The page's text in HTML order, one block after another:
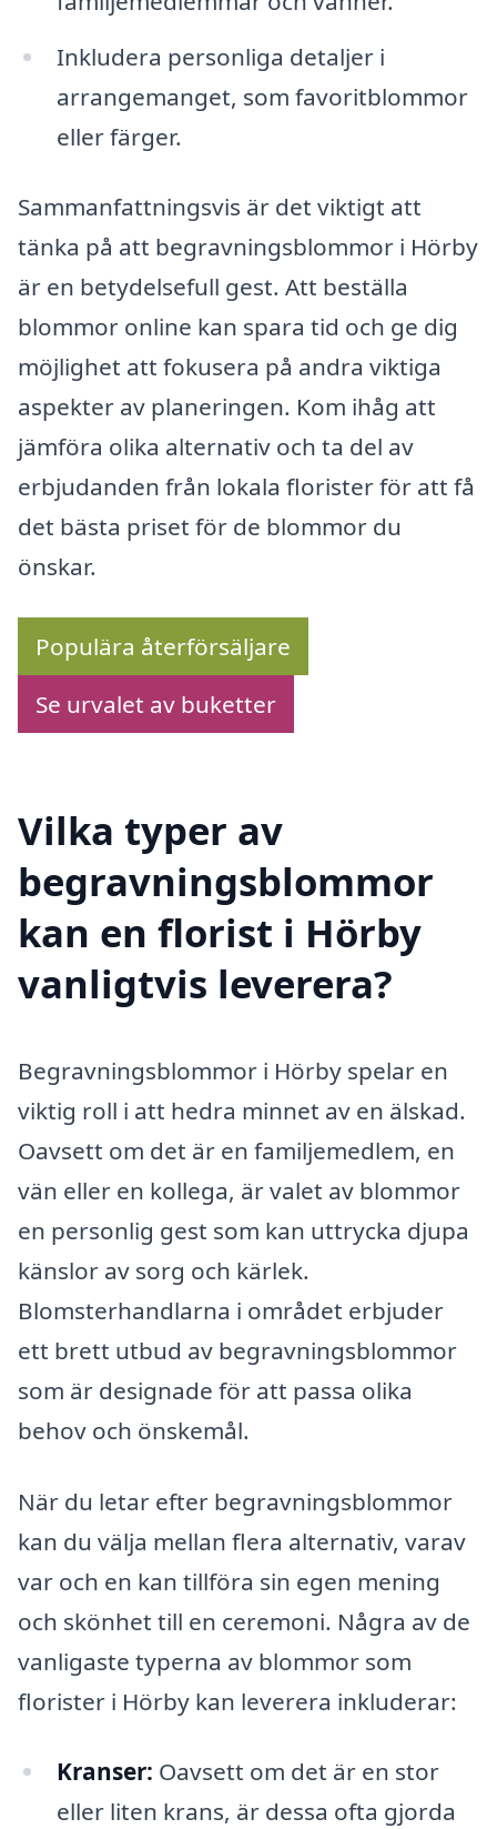
Inkludera personliga detaljer i
arrangemanget, som favoritblommor
eller färger.
Sammanfattningsvis är det viktigt att
tänka på att begravningsblommor i Hörby
är en betydelsefull gest. Att beställa
blommor online kan spara tid och ge dig
möjlighet att fokusera på andra viktiga
aspekter av planeringen. Kom ihåg att
jämföra olika alternativ och ta del av
erbjudanden från lokala florister för att få
det bästa priset för de blommor du
önskar.
Populära återförsäljare
Se urvalet av buketter
Vilka typer av
begravningsblommor
kan en florist i Hörby
vanligtvis leverera?
Begravningsblommor i Hörby spelar en
viktig roll i att hedra minnet av en älskad.
Oavsett om det är en familjemedlem, en
vän eller en kollega, är valet av blommor
en personlig gest som kan uttrycka djupa
känslor av sorg och kärlek.
Blomsterhandlarna i området erbjuder
ett brett utbud av begravningsblommor
som är designade för att passa olika
behov och önskemål.
När du letar efter begravningsblommor
kan du välja mellan flera alternativ, varav
var och en kan tillföra sin egen mening
och skönhet till en ceremoni. Några av de
vanligaste typerna av blommor som
florister i Hörby kan leverera inkluderar:
Kranser: Oavsett om det är en stor
eller liten krans, är dessa ofta gjorda